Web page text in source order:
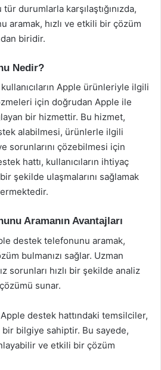
durumlarla karşılaştığınızda,
aramak, hızlı ve etkili bir çözüm
biridir.
Nedir?
Apple ürünleriyle ilgili
için doğrudan Apple ile
bir hizmettir. Bu hizmet,
alabilmesi, ürünlerle ilgili
sorunlarını çözebilmesi için
hattı, kullanıcıların ihtiyaç
şekilde ulaşmalarını sağlamak
Aramanın Avantajları
destek telefonunu aramak,
bulmanızı sağlar. Uzman
sorunları hızlı bir şekilde analiz
sunar.
destek hattındaki temsilciler,
bilgiye sahiptir. Bu sayede,
ve etkili bir çözüm